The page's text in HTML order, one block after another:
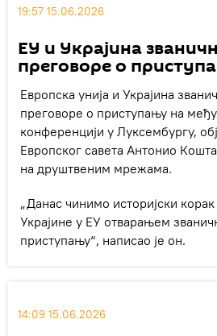
19:57 15.06.2026
ЕУ и Украјина
преговоре о
Европска унија и Украјина
преговоре о приступању на
конференцији у Луксембургу,
Европског савета Антонио Кошта
на друштвеним мрежама.
„Данас чинимо историјски
Украјине у ЕУ отварањем
приступању“, написао је он.
14:09 15.06.2026